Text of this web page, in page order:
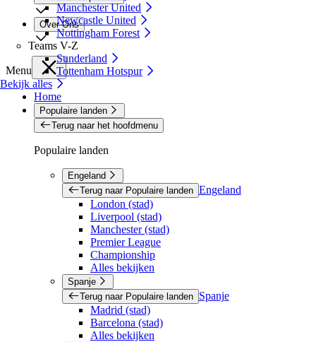
Manchester United
Newcastle United
Nottingham Forest
Teams V-Z
Sunderland
Tottenham Hotspur
Bekijk alles
Over Ons
Menu
Home
Populaire landen
Terug naar het hoofdmenu
Populaire landen
Engeland
Terug naar Populaire landen Engeland
London (stad)
Liverpool (stad)
Manchester (stad)
Premier League
Championship
Alles bekijken
Spanje
Terug naar Populaire landen
Spanje
Madrid (stad)
Barcelona (stad)
Alles bekijken